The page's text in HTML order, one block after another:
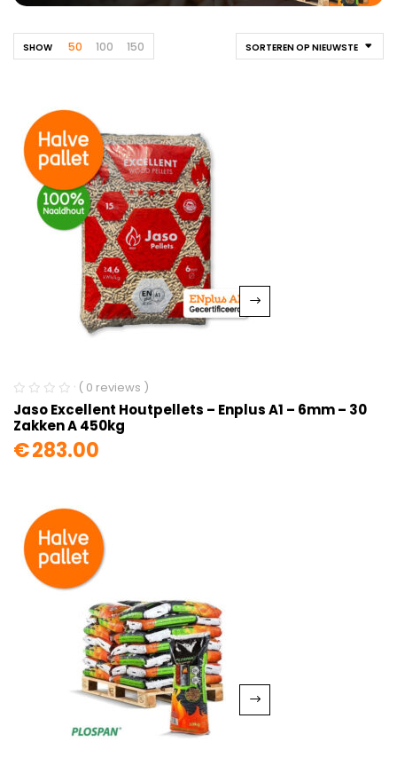
SORTEREN OP NIEUWSTE
SHOW 50 100 150
( 0 reviews )
Jaso Excellent Houtpellets – Enplus A1 – 6mm – 30
Zakken A 450kg
€283.00